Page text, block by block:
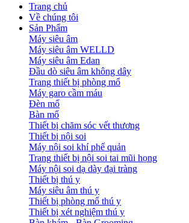
Trang chủ
Về chúng tôi
Sản Phẩm
Máy siêu âm
Máy siêu âm WELLD
Máy siêu âm Edan
Đầu dò siêu âm không dây
Trang thiết bị phòng mổ
Máy garo cầm máu
Đèn mổ
Bàn mổ
Thiết bị chăm sóc vết thương
Thiết bị nội soi
Máy nội soi khí phế quản
Trang thiết bị nội soi tai mũi họng
Máy nội soi dạ dày đại tràng
Thiết bị thú y
Máy siêu âm thú y
Thiết bị phòng mổ thú y
Thiết bị xét nghiệm thú y